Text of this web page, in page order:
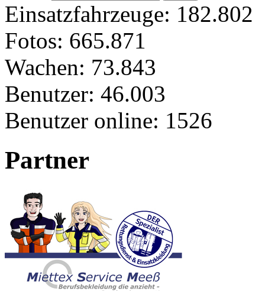
Einsatzfahrzeuge: 182.802
Fotos: 665.871
Wachen: 73.843
Benutzer: 46.003
Benutzer online: 1526
Partner